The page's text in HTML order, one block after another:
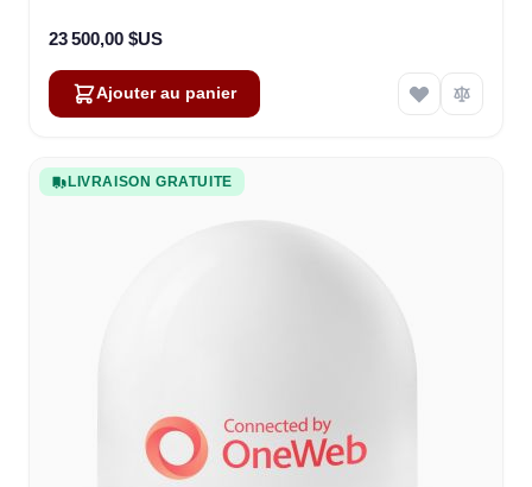
23 500,00 $US
Ajouter au panier
LIVRAISON GRATUITE